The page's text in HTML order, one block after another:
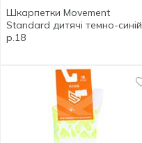
Шкарпетки Movement
Standard дитячі темно-синій
р.18